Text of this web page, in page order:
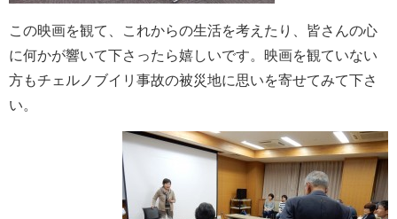
この映画を観て、これからの生活を考えたり、皆さんの心
に何かが響いて下さったら嬉しいです。映画を観ていない
方もチェルノブイリ事故の被災地に思いを寄せてみて下さ
い。